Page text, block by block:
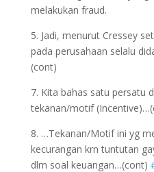
melakukan fraud.
5. Jadi, menurut Cressey
pada perusahaan selalu
(cont)
7. Kita bahas satu persatu
tekanan/motif
8. …Tekanan/Motif ini yg
kecurangan krn tuntutan
dlm soal keuangan…(cont)